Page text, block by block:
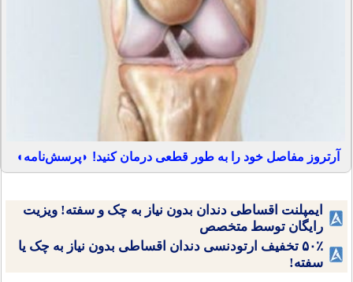
آرتروز مفاصل خود را به طور قطعی درمان کنید! ◗پرسش‌نامه◖
ایمپلنت اقساطی دندان بدون نیاز به چک و سفته! ویزیت
رایگان توسط متخصص
۵۰٪ تخفیف ارتودنسی دندان اقساطی بدون نیاز به چک یا
سفته!